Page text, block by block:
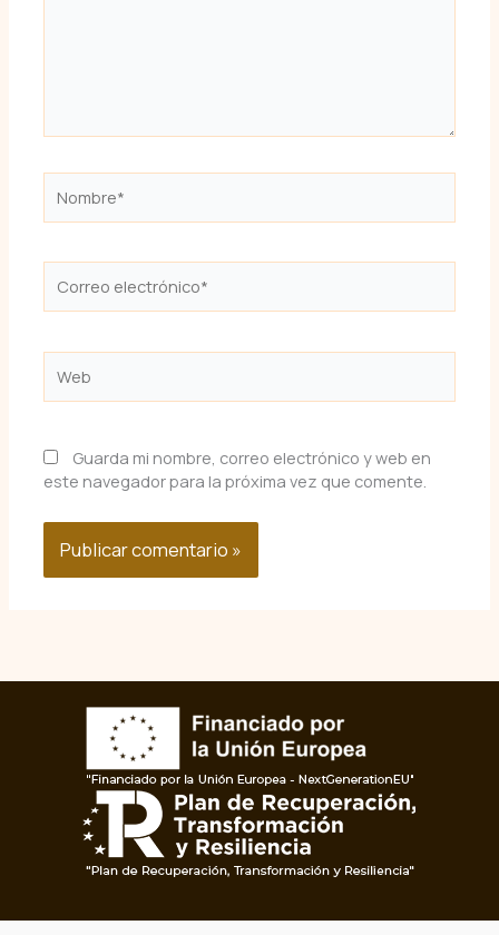
electrónico*
Guarda mi nombre, correo electrónico y web en
este navegador para la próxima vez que comente.